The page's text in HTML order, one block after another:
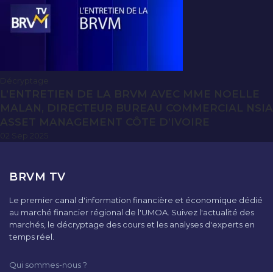
L’ENTRETIEN DE LA BRVM AVEC MME NOELLE
MALAN, DIRECTEUR BUREAU COMMERCIAL NSIA
ASSET MANAGEMENT CÔTE D’IVOIRE
BRVM TV
Le premier canal d'information financière et économique dédié
au marché financier régional de l'UMOA. Suivez l'actualité des
marchés, le décryptage des cours et les analyses d'experts en
temps réel.
Qui sommes-nous ?